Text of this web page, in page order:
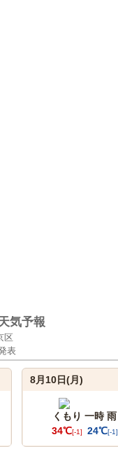
気予報
区
表
8月10日(月)
くもり 一時 雨
34℃[-1] 24℃[-1]